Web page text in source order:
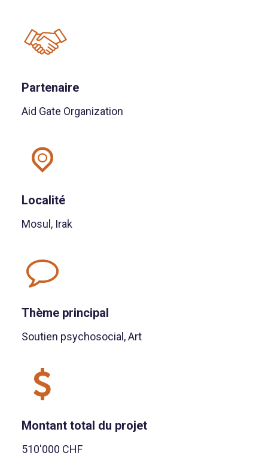
Partenaire
Aid Gate Organization
Localité
Mosul, Irak
Thème principal
Soutien psychosocial, Art
Montant total du projet
510'000 CHF